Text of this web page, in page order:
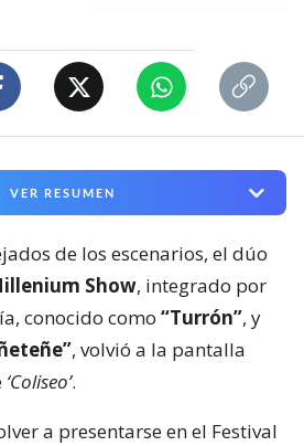
VER RESUMEN
de los escenarios, el dúo
Show, integrado por
conocido como “Turrón”, y
, volvió a la pantalla
‘Coliseo’.
a presentarse en el Festival